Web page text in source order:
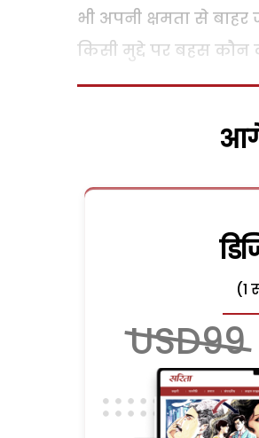
भी अपनी क्षमता से
किसी मुद्दे पर बहस कौन
आगे
(1
USD99